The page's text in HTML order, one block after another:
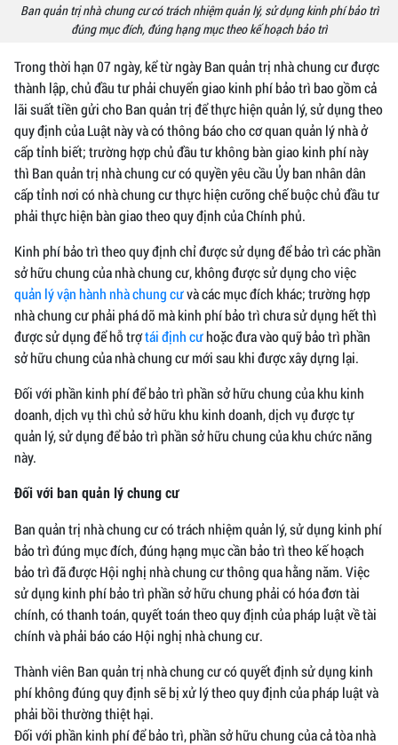
Ban quản trị nhà chung cư có trách nhiệm quản lý, sử dụng kinh phí bảo trì
đúng mục đích, đúng hạng mục theo kế hoạch bảo trì
Trong thời hạn 07 ngày, kể từ ngày Ban quản trị nhà chung cư được
thành lập, chủ đầu tư phải chuyển giao kinh phí bảo trì bao gồm cả
lãi suất tiền gửi cho Ban quản trị để thực hiện quản lý, sử dụng theo
quy định của Luật này và có thông báo cho cơ quan quản lý nhà ở
cấp tỉnh biết; trường hợp chủ đầu tư không bàn giao kinh phí này
thì Ban quản trị nhà chung cư có quyền yêu cầu Ủy ban nhân dân
cấp tỉnh nơi có nhà chung cư thực hiện cưỡng chế buộc chủ đầu tư
phải thực hiện bàn giao theo quy định của Chính phủ.
Kinh phí bảo trì theo quy định chỉ được sử dụng để bảo trì các phần
sở hữu chung của nhà chung cư, không được sử dụng cho việc
quản lý vận hành nhà chung cưvà các mục đích khác; trường hợp
nhà chung cư phải phá dỡ mà kinh phí bảo trì chưa sử dụng hết thì
được sử dụng để hỗ trợtái định cưhoặc đưa vào quỹ bảo trì phần
sở hữu chung của nhà chung cư mới sau khi được xây dựng lại.
Đối với phần kinh phí để bảo trì phần sở hữu chung của khu kinh
doanh, dịch vụ thì chủ sở hữu khu kinh doanh, dịch vụ được tự
quản lý, sử dụng để bảo trì phần sở hữu chung của khu chức năng
này.
Đối với ban quản lý chung cư
Ban quản trị nhà chung cư có trách nhiệm quản lý, sử dụng kinh phí
bảo trì đúng mục đích, đúng hạng mục cần bảo trì theo kế hoạch
bảo trì đã được Hội nghị nhà chung cư thông qua hằng năm. Việc
sử dụng kinh phí bảo trì phần sở hữu chung phải có hóa đơn tài
chính, có thanh toán, quyết toán theo quy định của pháp luật về tài
chính và phải báo cáo Hội nghị nhà chung cư.
Thành viên Ban quản trị nhà chung cư có quyết định sử dụng kinh
phí không đúng quy định sẽ bị xử lý theo quy định của pháp luật và
phải bồi thường thiệt hại.
Đối với phần kinh phí để bảo trì, phần sở hữu chung của cả tòa nhà